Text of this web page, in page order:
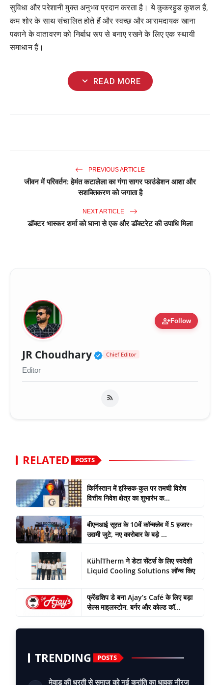
सुविधा और परेशानी मुक्त अनुभव प्रदान करता है। ये कुकरहुड कुशल हैं,
कम शोर के साथ संचालित होते हैं और स्वच्छ और आरामदायक खाना
पकाने के वातावरण को निर्बाध रूप से बनाए रखने के लिए एक स्थायी
समाधान हैं।
expand_more READ MORE
PREVIOUS ARTICLE
जीवन में परिवर्तन: हेमंत कटालेला का गंगा सागर फाउंडेशन आशा और
सशक्तिकरण को जगाता है
NEXT ARTICLE
डॉक्टर भास्कर शर्मा को घाना से एक और डॉक्टरेट की उपाधि मिला
person_addFollow
JR Choudhary Verified Public Figure
Chief Editor
Editor
RELATED POSTS
किर्गिस्तान में इस्सिक-कुल पर तमची विशेष
वित्तीय निवेश क्षेत्र का शुभारंभ क...
बीएनआई सूरत के 10वें कॉन्क्लेव में 5 हजार+
उद्यमी जुटे, नए कारोबार के बड़े ...
KühlTherm ने डेटा सेंटर्स के लिए स्वदेशी
Liquid Cooling Solutions लॉन्च किए
फ्रेंडशिप डे बना Ajay’s Café के लिए बड़ा
सेल्स माइलस्टोन, बर्गर और कोल्ड कॉ...
TRENDING POSTS
मेवाड़ की धरती से समाज को नई क्रांति का धावक नीरज